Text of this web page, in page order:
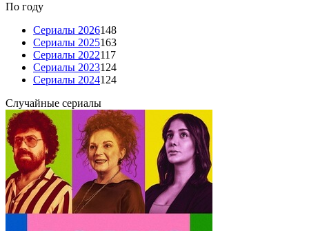
По году
Сериалы 2026148
Сериалы 2025163
Сериалы 2022117
Сериалы 2023124
Сериалы 2024124
Случайные сериалы